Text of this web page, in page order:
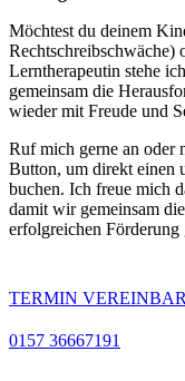
Möchtest du deinem
Rechtschreibschwäche)
Lerntherapeutin stehe
gemeinsam die
wieder mit Freude und
Ruf mich gerne an oder
Button, um direkt einen
buchen. Ich freue mich
damit wir gemeinsam
erfolgreichen Förderung
TERMIN
0157 36667191